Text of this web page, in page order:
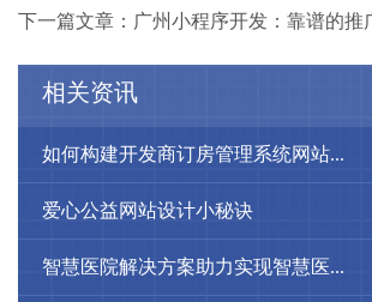
下一篇文章：广州小程序开发：靠谱的推
相关资讯
如何构建开发商订房管理系统网站...
爱心公益网站设计小秘诀
智慧医院解决方案助力实现智慧医...